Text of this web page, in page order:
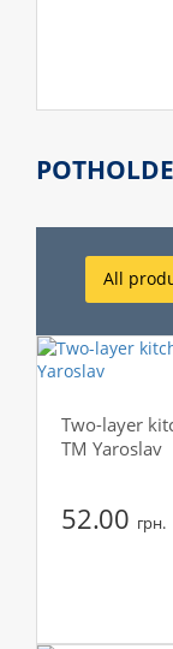
All
Two-layer
TM Yaroslav
52.00 грн.